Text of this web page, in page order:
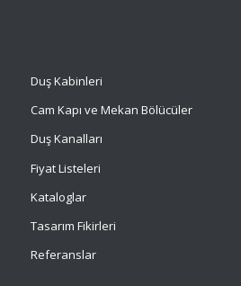
Duş Kabinleri
Cam Kapı ve Mekan Bölücüler
Duş Kanalları
Fiyat Listeleri
Kataloglar
Tasarım Fikirleri
Referanslar